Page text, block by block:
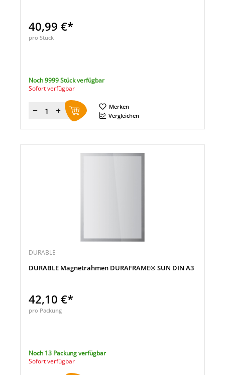
40,99 €*
pro Stück
Noch 9999 Stück verfügbar
Sofort verfügbar
Menge
Merken
Vergleichen
DURABLE
DURABLE Magnetrahmen DURAFRAME® SUN DIN A3
42,10 €*
pro Packung
Noch 13 Packung verfügbar
Sofort verfügbar